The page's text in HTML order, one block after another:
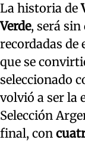
La historia de
Verde, será sin
recordadas de
que se
seleccionado
volvió a ser la
Selección
final, con